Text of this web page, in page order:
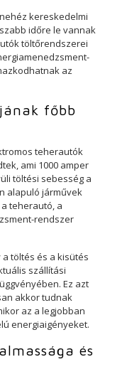
kereskedelmi
időre le vannak
töltőrendszerei
az
főbb
teherautók
ami 1000 amper
töltési sebesség a
alapuló járművek
teherautó, a
rendszer
töltés és a kisütés
szállítási
Ez azt
akkor tudnak
az a legjobban
energiaigényeket.
és